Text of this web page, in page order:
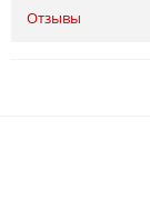
Отзывы